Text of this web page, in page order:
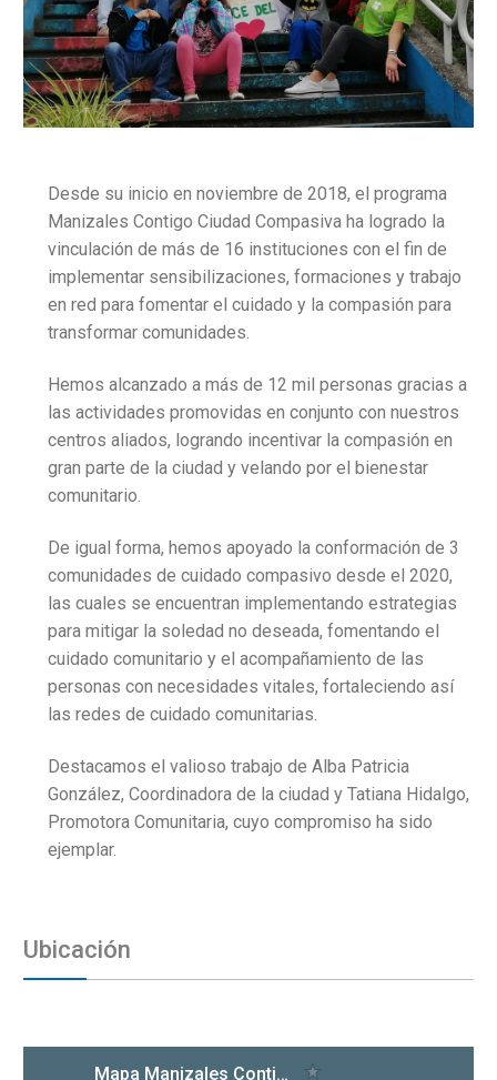
Desde su inicio en noviembre de 2018, el programa
Manizales Contigo Ciudad Compasiva ha logrado la
vinculación de más de 16 instituciones con el fin de
implementar sensibilizaciones, formaciones y trabajo
en red para fomentar el cuidado y la compasión para
transformar comunidades.
Hemos alcanzado a más de 12 mil personas gracias a
las actividades promovidas en conjunto con nuestros
centros aliados, logrando incentivar la compasión en
gran parte de la ciudad y velando por el bienestar
comunitario.
De igual forma, hemos apoyado la conformación de 3
comunidades de cuidado compasivo desde el 2020,
las cuales se encuentran implementando estrategias
para mitigar la soledad no deseada, fomentando el
cuidado comunitario y el acompañamiento de las
personas con necesidades vitales, fortaleciendo así
las redes de cuidado comunitarias.
Destacamos el valioso trabajo de Alba Patricia
González, Coordinadora de la ciudad y Tatiana Hidalgo,
Promotora Comunitaria, cuyo compromiso ha sido
ejemplar.
Ubicación